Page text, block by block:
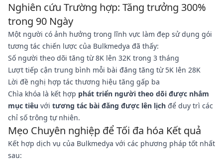
Nghiên cứu Trường hợp: Tăng trưởng 300%
trong 90 Ngày
Một người có ảnh hưởng trong lĩnh vực làm đẹp sử dụng gói
tương tác chiến lược của Bulkmedya đã thấy:
Số người theo dõi tăng từ 8K lên 32K trong 3 tháng
Lượt tiếp cận trung bình mỗi bài đăng tăng từ 5K lên 28K
Lời đề nghị hợp tác thương hiệu tăng gấp ba
Chìa khóa là kết hợp phát triển người theo dõi được nhắm
mục tiêu với tương tác bài đăng được lên lịch để duy trì các
chỉ số trông tự nhiên.
Mẹo Chuyên nghiệp để Tối đa hóa Kết quả
Kết hợp dịch vụ của Bulkmedya với các phương pháp tốt nhất
sau: